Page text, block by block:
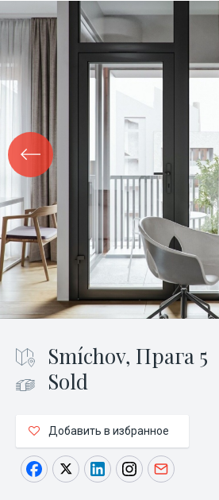
Smíchov, Прага 5
Sold
Добавить в избранное